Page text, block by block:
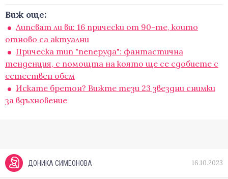
Виж още:
Липсват ли ви: 16 прически от 90-те, които
отново са актуални
Прическа тип "пеперуда": фантастична
тенденция, с помощта на която ще се сдобиете с
естествен обем
Искате бретон? Вижте тези 23 звездни снимки
за вдъхновение
ДОНИКА СИМЕОНОВА 16.10.2023